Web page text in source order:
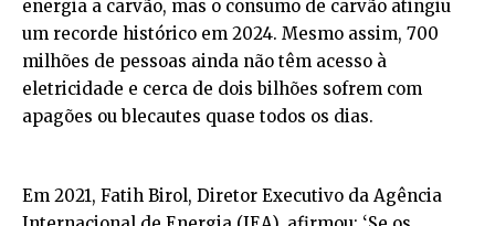
energia a carvão, mas o consumo de carvão atingiu
um recorde histórico em 2024. Mesmo assim, 700
milhões de pessoas ainda não têm acesso à
eletricidade e cerca de dois bilhões sofrem com
apagões ou blecautes quase todos os dias.
Em 2021, Fatih Birol, Diretor Executivo da Agência